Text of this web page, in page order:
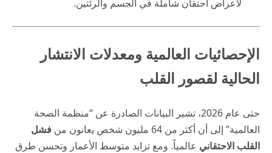
لأعراض احتقان شاملة في الجسم والرئتين.
الإحصائيات العالمية ومعدلات الانتشار
الحالية لقصور القلب
حتى عام 2026، تشير البيانات الصادرة عن “منظمة الصحة
العالمية” إلى أن أكثر من 64 مليون شخص يعانون من
فشل
القلب الاحتقاني عالمياً. ومع تزايد متوسط الأعمار وتحسن طرق